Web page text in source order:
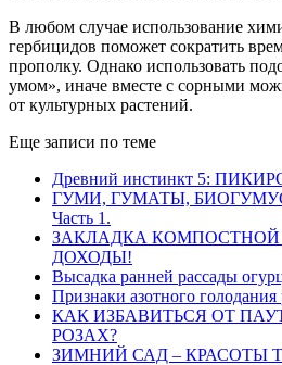
В любом случае использование
гербицидов поможет сократить
прополку. Однако использовать
умом», иначе вместе с сорными
от культурных растений.
Еще записи по теме
Древний инстинкт 5:
ГУМИ, ГУМАТЫ,
Часть 1.
ЗАКЛАДКА КОМПОСТНОЙ
ДОХОДЫ!
Высадка ранней рассады
Признаки азотного голодания
КАК ИЗБАВИТЬСЯ ОТ
РОЗАХ?
ЗИМНИЙ САД – КРАСОТЫ